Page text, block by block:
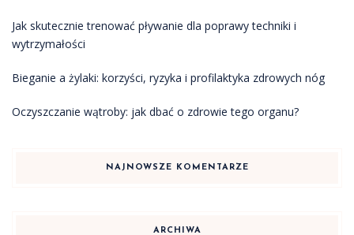
Jak skutecznie trenować pływanie dla poprawy techniki i
wytrzymałości
Bieganie a żylaki: korzyści, ryzyka i profilaktyka zdrowych nóg
Oczyszczanie wątroby: jak dbać o zdrowie tego organu?
NAJNOWSZE KOMENTARZE
ARCHIWA